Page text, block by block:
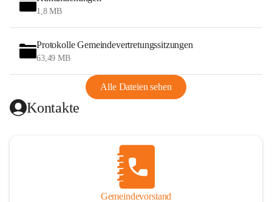
1,8 MB
Protokolle Gemeindevertretungssitzungen
63,49 MB
Alle Dateien sehen
Kontakte
Gemeindevorstand